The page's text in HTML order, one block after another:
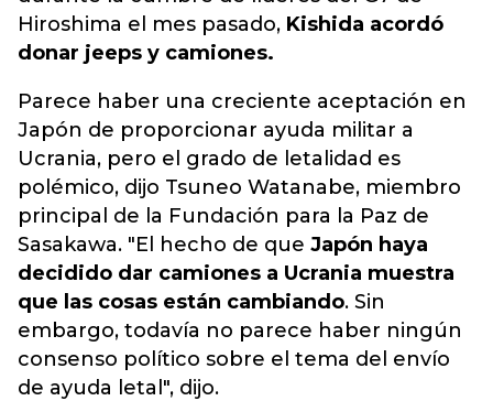
Hiroshima el mes pasado, Kishida acordó
donar jeeps y camiones.
Parece haber una creciente aceptación en
Japón de proporcionar ayuda militar a
Ucrania, pero el grado de letalidad es
polémico, dijo Tsuneo Watanabe, miembro
principal de la Fundación para la Paz de
Sasakawa. "El hecho de que Japón haya
decidido dar camiones a Ucrania muestra
que las cosas están cambiando. Sin
embargo, todavía no parece haber ningún
consenso político sobre el tema del envío
de ayuda letal", dijo.